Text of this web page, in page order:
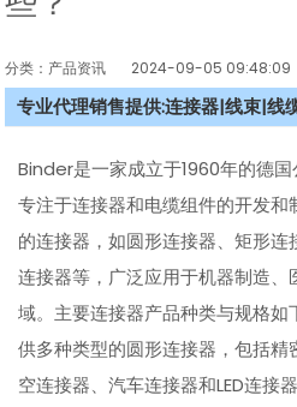
分类：产品资讯 2024-09-05 09:48:09
专业代理销售提供:连接器|线束|线
Binder是一家成立于1960年的德国
专注于连接器和电缆组件的开发
的连接器，如圆形连接器、矩形
连接器等，广泛应用于机器制造
域。主要连接器产品种类与规格如
供多种类型的圆形连接器，包括
空连接器、汽车连接器和LED连接